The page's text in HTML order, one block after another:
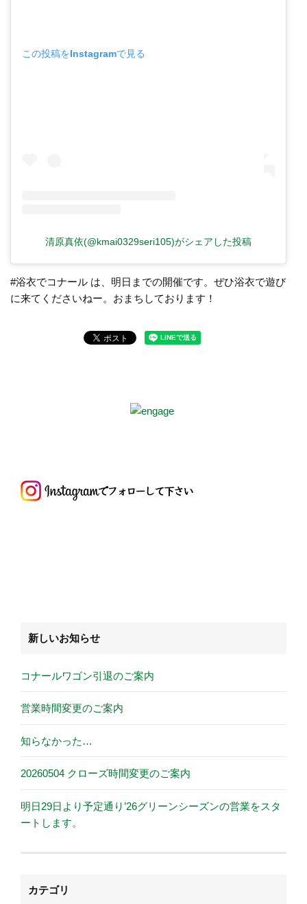
この投稿をInstagramで見る
清原真依(@kmai0329seri105)がシェアした投稿
#浴衣でコナール は、明日までの開催です。ぜひ浴衣で遊び
に来てくださいねー。おまちしております！
新しいお知らせ
コナールワゴン引退のご案内
営業時間変更のご案内
知らなかった…
20260504 クローズ時間変更のご案内
明日29日より予定通り’26グリーンシーズンの営業をスタ
ートします。
カテゴリ